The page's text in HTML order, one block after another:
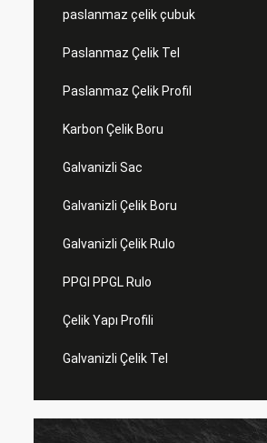
paslanmaz çelik çubuk
Paslanmaz Çelik Tel
Paslanmaz Çelik Profil
Karbon Çelik Boru
Galvanizli Sac
Galvanizli Çelik Boru
Galvanizli Çelik Rulo
PPGI PPGL Rulo
Çelik Yapı Profili
Galvanizli Çelik Tel